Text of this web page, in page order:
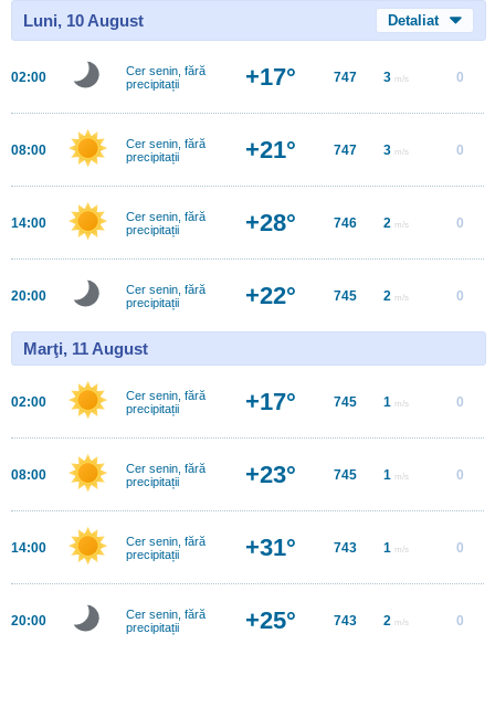
Luni, 10 August Detaliat
02:00
Cer senin, fără
precipitații
+17° 747 3 m/s 0
08:00
Cer senin, fără
precipitații
+21° 747 3 m/s 0
14:00
Cer senin, fără
precipitații
+28° 746 2 m/s 0
20:00
Cer senin, fără
precipitații
+22° 745 2 m/s 0
Marţi, 11 August
02:00
Cer senin, fără
precipitații
+17° 745 1 m/s 0
08:00
Cer senin, fără
precipitații
+23° 745 1 m/s 0
14:00
Cer senin, fără
precipitații
+31° 743 1 m/s 0
20:00
Cer senin, fără
precipitații
+25° 743 2 m/s 0